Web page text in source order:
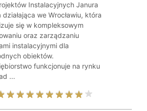
Instalacyjnych Janura
we Wrocławiu, która
się w kompleksowym
oraz zarządzaniu
instalacyjnymi dla
obiektów.
funkcjonuje na rynku
...